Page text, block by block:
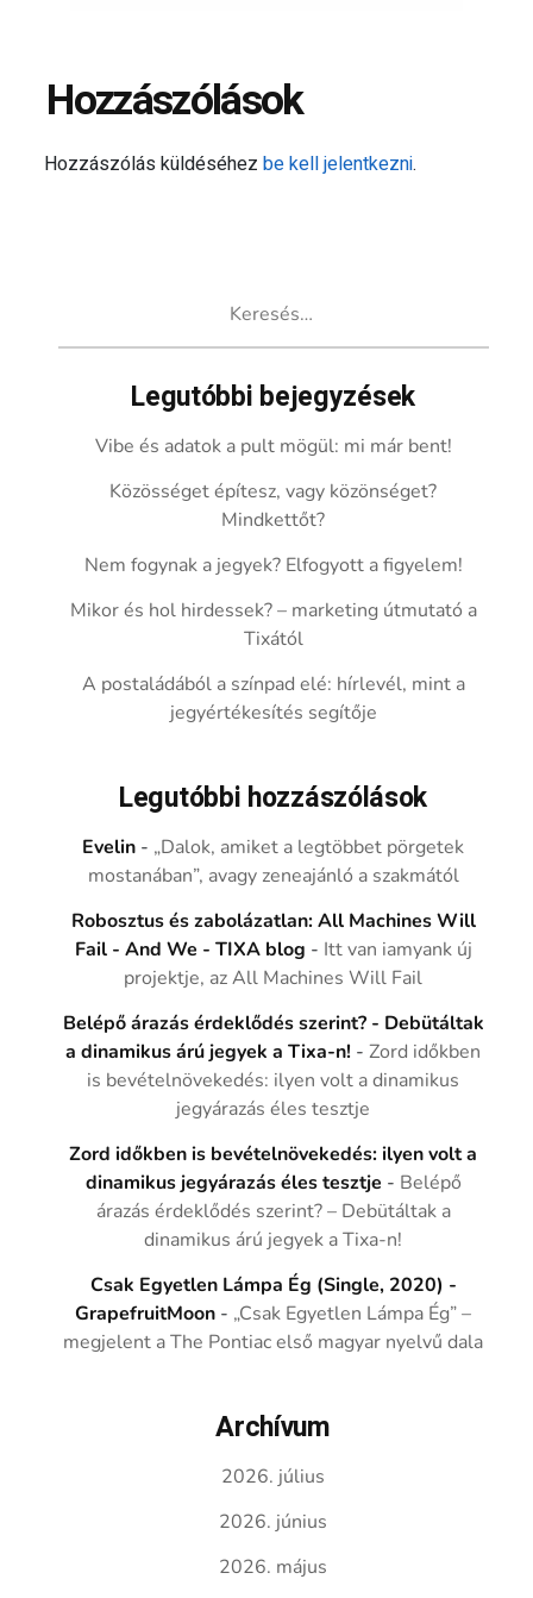
Hozzászólások
Hozzászólás küldéséhezbe kell jelentkezni.
Legutóbbi bejegyzések
Vibe és adatok a pult mögül: mi már bent!
Közösséget építesz, vagy közönséget?
Mindkettőt?
Nem fogynak a jegyek? Elfogyott a figyelem!
Mikor és hol hirdessek? – marketing útmutató a
Tixától
A postaládából a színpad elé: hírlevél, mint a
jegyértékesítés segítője
Legutóbbi hozzászólások
Evelin - „Dalok, amiket a legtöbbet pörgetek
mostanában”, avagy zeneajánló a szakmától
Robosztus és zabolázatlan: All Machines Will
Fail - And We - TIXA blog - Itt van iamyank új
projektje, az All Machines Will Fail
Belépő árazás érdeklődés szerint? - Debütáltak
a dinamikus árú jegyek a Tixa-n! -Zord időkben
is bevételnövekedés: ilyen volt a dinamikus
jegyárazás éles tesztje
Zord időkben is bevételnövekedés: ilyen volt a
dinamikus jegyárazás éles tesztje - Belépő
árazás érdeklődés szerint? – Debütáltak a
dinamikus árú jegyek a Tixa-n!
Csak Egyetlen Lámpa Ég (Single, 2020) -
GrapefruitMoon - „Csak Egyetlen Lámpa Ég” –
megjelent a The Pontiac első magyar nyelvű dala
Archívum
2026. július
2026. június
2026. május